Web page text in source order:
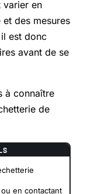
varier en
des mesures
est donc
avant de se
à connaître
de
en contactant